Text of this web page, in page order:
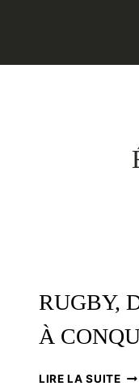
RUGBY,
À
LIRE LA SUITE